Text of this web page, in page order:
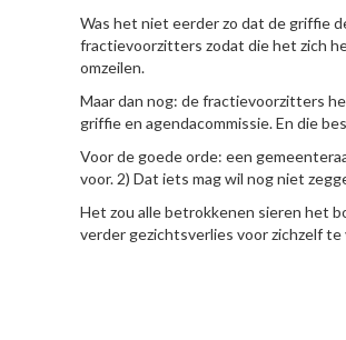
Was het niet eerder zo dat de griffie
fractievoorzitters zodat die het zich
omzeilen.
Maar dan nog: de fractievoorzitters
griffie en agendacommissie. En die
Voor de goede orde: een
voor. 2) Dat iets mag wil nog niet
Het zou alle betrokkenen sieren het
verder gezichtsverlies voor zichzelf